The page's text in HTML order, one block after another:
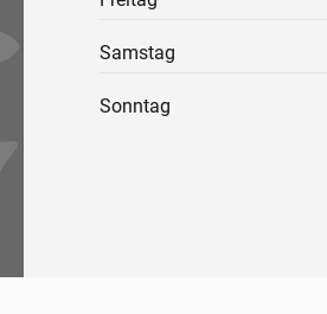
Samstag
Sonntag